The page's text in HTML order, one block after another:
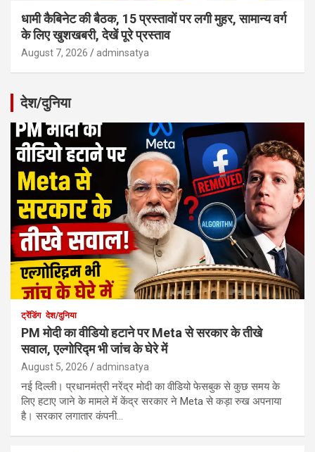
धामी कैबिनेट की बैठक, 15 प्रस्तावों पर लगी मुहर, सामान्य वर्ग
के लिए खुशखबरी, देखें पूरे प्रस्ताव
August 7, 2026 adminsatya
देश/दुनिया
ट्रेंडिंग देश/दुनिया
PM मोदी का वीडियो हटाने पर Meta से सरकार के तीखे
सवाल, एल्गोरिद्म भी जांच के घेरे में
August 5, 2026 adminsatya
नई दिल्ली। प्रधानमंत्री नरेंद्र मोदी का वीडियो फेसबुक से कुछ समय के
लिए हटाए जाने के मामले में केंद्र सरकार ने Meta से कड़ा रुख अपनाया
है। सरकार लगातार कंपनी…